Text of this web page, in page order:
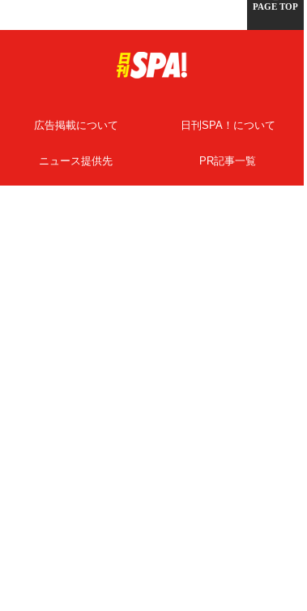
PAGE TOP
広告掲載について 日刊SPA！について
ニュース提供先 PR記事一覧